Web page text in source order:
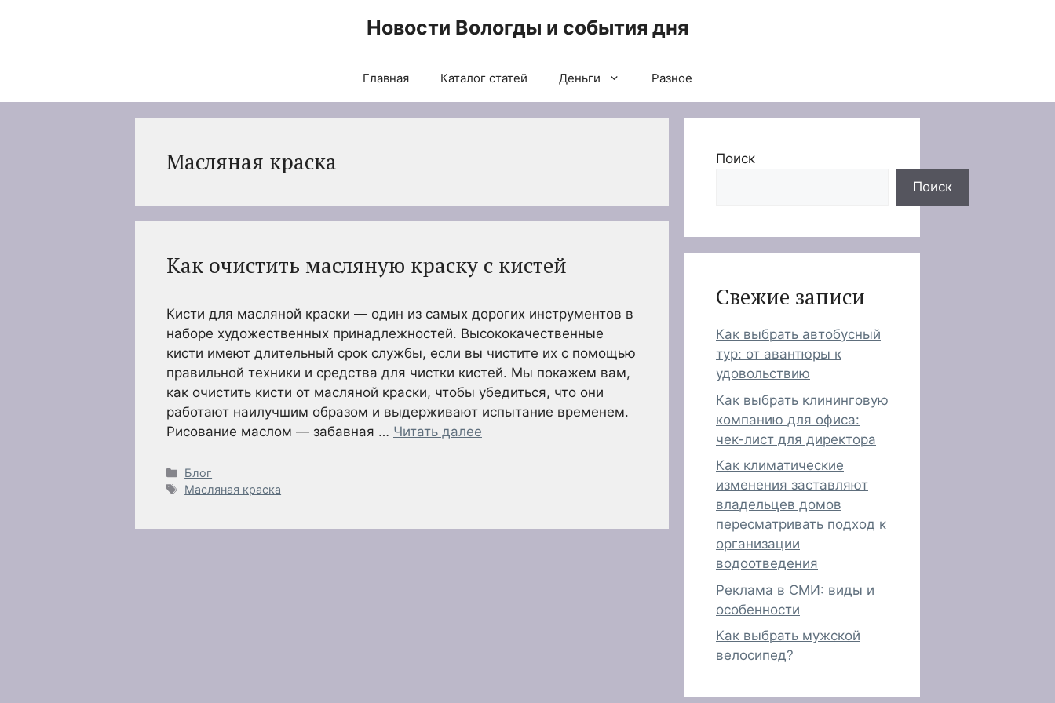
Новости Вологды и события дня
Главная Каталог статей Деньги Разное
Масляная краска
Как очистить масляную краску с кистей
Кисти для масляной краски — один из самых дорогих инструментов в
наборе художественных принадлежностей. Высококачественные
кисти имеют длительный срок службы, если вы чистите их с помощью
правильной техники и средства для чистки кистей. Мы покажем вам,
как очистить кисти от масляной краски, чтобы убедиться, что они
работают наилучшим образом и выдерживают испытание временем.
Рисование маслом — забавная … Читать далее
Рубрики
Блог
Метки
Масляная краска
Поиск
Поиск
Свежие записи
Как выбрать автобусный
тур: от авантюры к
удовольствию
Как выбрать клининговую
компанию для офиса:
чек-лист для директора
Как климатические
изменения заставляют
владельцев домов
пересматривать подход к
организации
водоотведения
Реклама в СМИ: виды и
особенности
Как выбрать мужской
велосипед?